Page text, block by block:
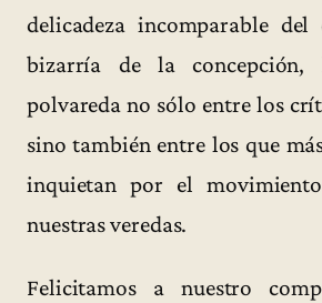
delicadeza incomparable
bizarría de la concepción,
polvareda no sólo entre los
sino también entre los que
inquietan por el
nuestras veredas.
Felicitamos a nuestro